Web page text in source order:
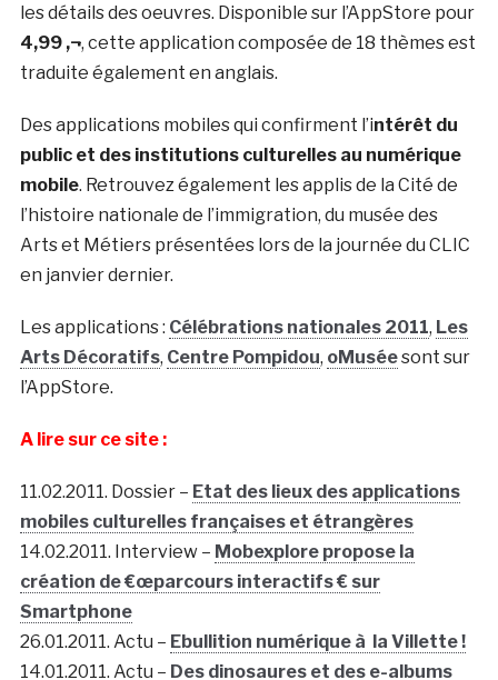
les détails des oeuvres. Disponible sur l’AppStore pour
4,99 ‚¬, cette application composée de 18 thèmes est
traduite également en anglais.
Des applications mobiles qui confirment l’intérêt du
public et des institutions culturelles au numérique
mobile. Retrouvez également les applis de la Cité de
l’histoire nationale de l’immigration, du musée des
Arts et Métiers présentées lors de la journée du CLIC
en janvier dernier.
Les applications : Célébrations nationales 2011, Les
Arts Décoratifs, Centre Pompidou, oMuséesont sur
l’AppStore.
A lire sur ce site :
11.02.2011. Dossier – Etat des lieux des applications
mobiles culturelles françaises et étrangères
14.02.2011. Interview – Mobexplore propose la
création de €œparcours interactifs € sur
Smartphone
26.01.2011. Actu – Ebullition numérique à la Villette !
14.01.2011. Actu – Des dinosaures et des e-albums